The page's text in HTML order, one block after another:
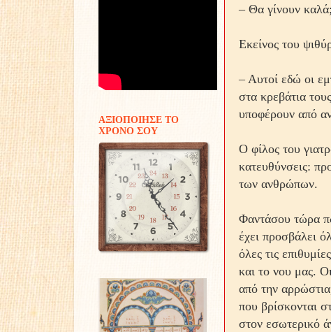
– Θα γίνουν
Εκείνος του
– Αυτοί εδώ οι
στα κρεβάτια
υποφέρουν από
Ο φίλος του
κατευθύνσεις:
των ανθρώπων.
Φαντάσου τώρα
έχει προσβάλει
όλες τις
και το νου μας.
από την
που βρίσκονται
στον εσωτερικό
ΑΞΙΟΠΟΙΗΣΕ ΤΟ
ΧΡΟΝΟ ΣΟΥ